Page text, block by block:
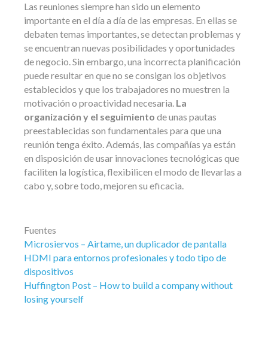
Las reuniones siempre han sido un elemento
importante en el día a día de las empresas. En ellas se
debaten temas importantes, se detectan problemas y
se encuentran nuevas posibilidades y oportunidades
de negocio. Sin embargo, una incorrecta planificación
puede resultar en que no se consigan los objetivos
establecidos y que los trabajadores no muestren la
motivación o proactividad necesaria. La
organización y el seguimiento de unas pautas
preestablecidas son fundamentales para que una
reunión tenga éxito. Además, las compañías ya están
en disposición de usar innovaciones tecnológicas que
faciliten la logística, flexibilicen el modo de llevarlas a
cabo y, sobre todo, mejoren su eficacia.
Fuentes
Microsiervos – Airtame, un duplicador de pantalla
HDMI para entornos profesionales y todo tipo de
dispositivos
Huffington Post – How to build a company without
losing yourself